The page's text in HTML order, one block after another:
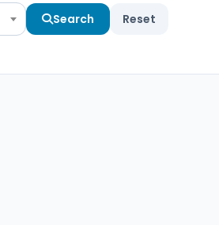
Search Reset